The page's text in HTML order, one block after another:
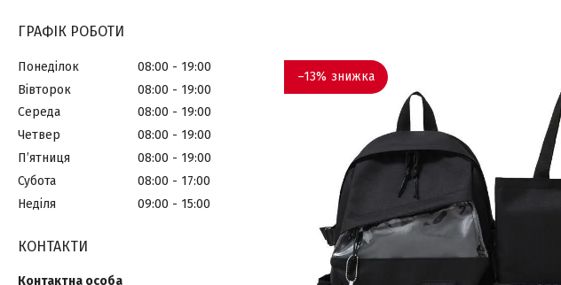
–13%
ГРАФІК РОБОТИ
Понеділок 08:00
19:00
Вівторок
08:00
19:00
Середа
08:00
19:00
Четвер
08:00
19:00
Пʼятниця
08:00
19:00
Субота
08:00
17:00
Неділя
09:00 15:00
КОНТАКТИ